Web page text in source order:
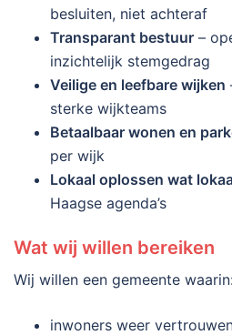
besluiten, niet achteraf
Transparant bestuur –
inzichtelijk stemgedrag
Veilige en leefbare wijken
sterke wijkteams
Betaalbaar wonen en
per wijk
Lokaal oplossen wat
Haagse agenda’s
Wat wij willen bereiken
Wij willen een gemeente
inwoners weer